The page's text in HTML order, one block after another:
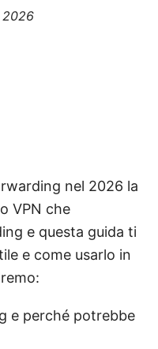
nel 2026 la
VPN che
e questa guida ti
e come usarlo in
e perché potrebbe